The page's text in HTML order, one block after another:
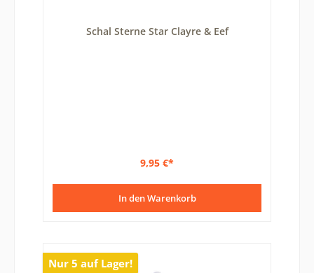
Schal Sterne Star Clayre & Eef
9,95 €*
In den Warenkorb
Nur 5 auf Lager!